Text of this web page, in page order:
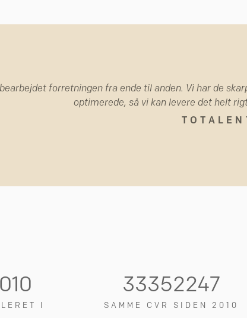
forretningen fra ende til anden. Vi har de
optimerede, så vi kan levere det helt
I
33352247
SAMME CVR SIDEN 2010